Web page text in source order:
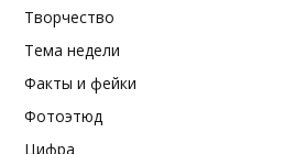
Творчество
Тема недели
Факты и фейки
Фотоэтюд
Цифра